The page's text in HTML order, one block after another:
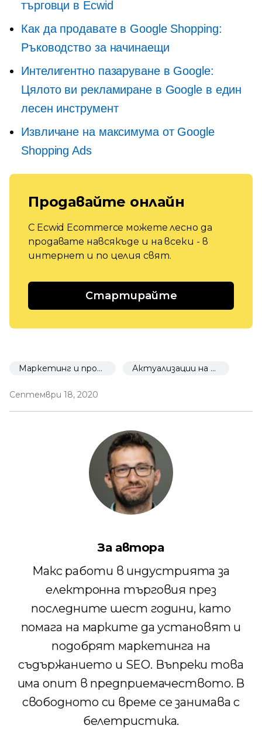
търговци в Ecwid
Как да продавате в Google Shopping:
Ръководство за начинаещи
Интелигентно пазаруване в Google:
Цялото ви рекламиране в Google в един
лесен инструмент
Извличане на максимума от Google
Shopping Ads
Продавайте онлайн
С Ecwid Ecommerce можете лесно да
продавате навсякъде и на всеки - в
интернет и по целия свят.
Стартирайте
Маркетинг и промоция Актуализации на Екуид
Септември 18, 2020
За автора
Макс работи в индустрията за
електронна търговия през
последните шест години, като
помага на марките да установят и
подобрят маркетинга на
съдържанието и SEO. Въпреки това
има опит в предприемачеството. В
свободното си време се занимава с
белетристика.